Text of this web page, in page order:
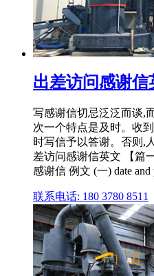
出差访问感谢信
写感谢信切忌泛泛而谈,
次一个特点是及时。收
时写信予以答谢。否则,
差访问感谢信英文 【篇
感谢信 例文 (一) date and
联系电话: 180 3780 8511